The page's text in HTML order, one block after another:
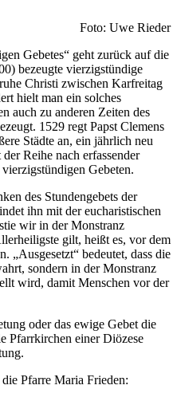
Foto: Uwe Rieder
Gebetes“ geht zurück auf die
bezeugte vierzigstündige
Christi zwischen Karfreitag
hielt man ein solches
auch zu anderen Zeiten des
1529 regt Papst Clemens
Städte an, ein jährlich neu
Reihe nach erfassender
Gebeten.
des Stundengebets der
ihn mit der eucharistischen
wir in der Monstranz
gilt, heißt es, vor dem
„Ausgesetzt“ bedeutet, dass die
sondern in der Monstranz
wird, damit Menschen vor der
oder das ewige Gebet die
Pfarrkirchen einer Diözese
Pfarre Maria Frieden: